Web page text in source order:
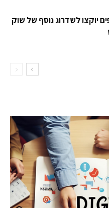
יוקצו לשדרוג נוסף של שוק